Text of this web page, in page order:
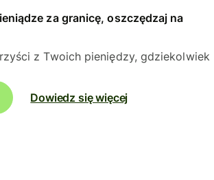
za granicę, oszczędzaj na
z Twoich pieniędzy, gdziekolwiek
Dowiedz się więcej